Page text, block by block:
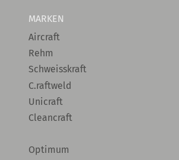
MARKEN
Aircraft
Rehm
Schweisskraft
C.raftweld
Unicraft
Cleancraft
Optimum